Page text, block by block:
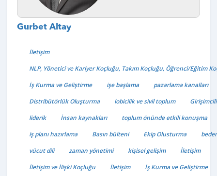
Gurbet Altay
İletişim
NLP, Yönetici ve Kariyer Koçluğu, Takım Koçluğu, Öğrenci/Eğitim
İş Kurma ve Geliştirme
işe başlama
pazarlama kanalları
Distribütörlük Oluşturma
lobicilik ve sivil toplum
liderik
İnsan kaynakları
toplum önünde etkili konuşma
iş planı hazırlama
Basın bülteni Ekip Olusturma
vücut dili
zaman yönetimi kişisel gelişim
İletişim
İletişim ve İlişki Koçluğu
İletişim
İş Kurma ve Geliştirme